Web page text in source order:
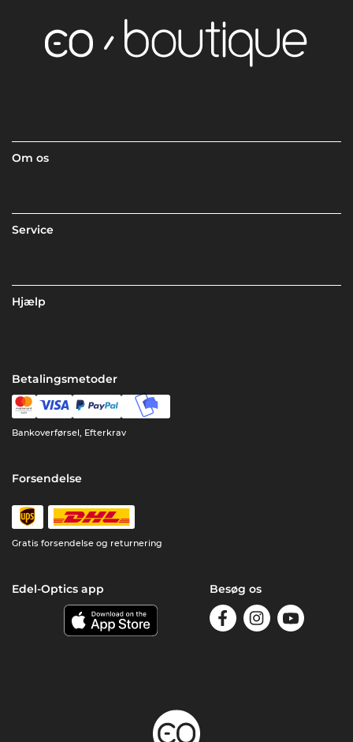
Om os
Service
Hjælp
Betalingsmetoder
Bankoverførsel, Efterkrav
Forsendelse
Gratis forsendelse og returnering
Edel-Optics app Besøg os